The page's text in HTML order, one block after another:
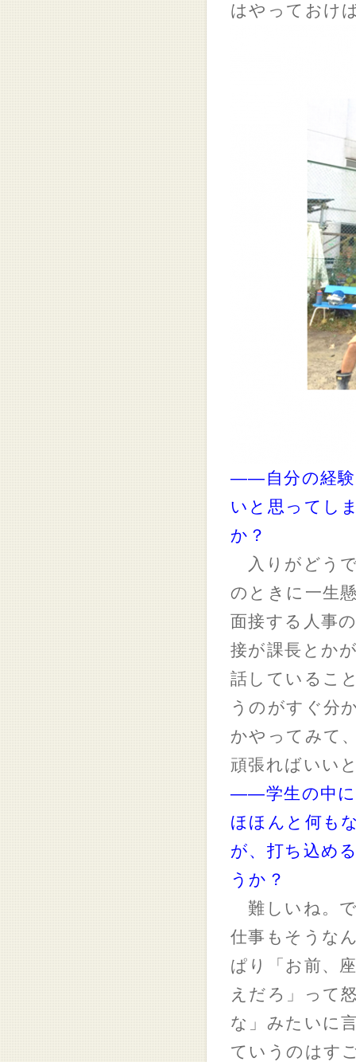
はやっておけ
――自分の経験
いと思ってし
か？
入りがどう
のときに一生
面接する人事
接が課長とか
話しているこ
うのがすぐ分
かやってみて
頑張ればいい
――学生の中に
ほほんと何も
が、打ち込め
うか？
難しいね。
仕事もそうな
ぱり「お前、
えだろ」って
な」みたいに
ていうのはす